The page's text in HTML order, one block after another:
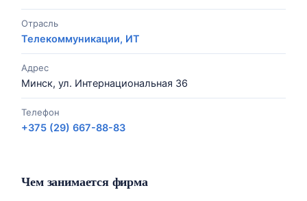
Отрасль
Телекоммуникации, ИТ
Адрес
Минск, ул. Интернациональная 36
Телефон
+375 (29) 667-88-83
Чем занимается фирма